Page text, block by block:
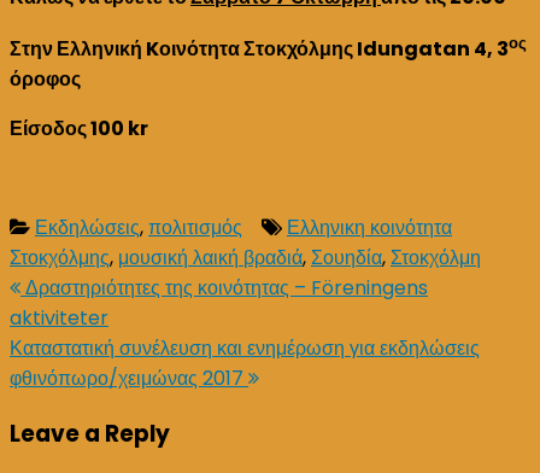
Στην Ελληνική Kοινότητα ΣτοκχόλμηςIdungatan 4, 3ος
όροφος
Είσοδος 100 kr
Εκδηλώσεις,πολιτισμός
Ελληνικη κοινότητα
Στοκχόλμης, μουσική λαική βραδιά,Σουηδία,Στοκχόλμη
Post
navigation
Δραστηριότητες της κοινότητας – Föreningens
aktiviteter
Καταστατική συνέλευση και ενημέρωση για εκδηλώσεις
φθινόπωρο/χειμώνας 2017
Leave a Reply